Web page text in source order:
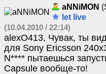
aNNiMON
let live
(10.04.2010 / 22:14)
alexO413, Чувак, ты
для Sony Ericsson
N**** пытаешься
Capsule вообще-то!